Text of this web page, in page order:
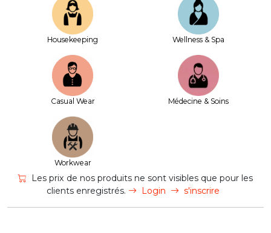
House­keeping Wellness & Spa
Casual Wear Médecine & Soins
Workwear
Les prix de nos produits ne sont visibles que pour les
clients enregistrés.
Login s'inscrire